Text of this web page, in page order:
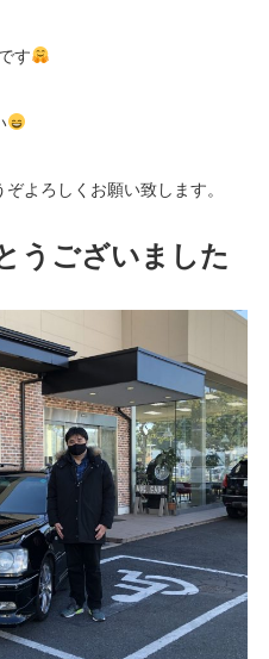
す
よろしくお願い致します。
うございました